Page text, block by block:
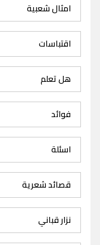
امثال شعبية
اقتباسات
هل تعلم
فوائد
اسئلة
قصائد شعرية
نزار قباني